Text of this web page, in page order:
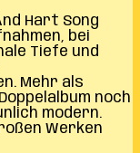
Hart Song
bei
Tiefe und
Mehr als
noch
modern.
Werken